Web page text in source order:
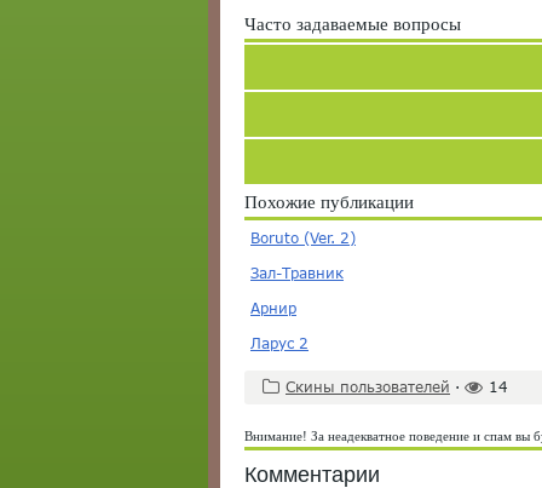
Часто задаваемые вопросы
Похожие публикации
Boruto (Ver. 2)
Зал-Травник
Арнир
Ларус 2
Скины пользователей · 14
Внимание! За неадекватное поведение и спам вы
Комментарии